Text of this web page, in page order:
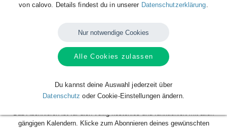
oder Desktop-PC integrieren? Kein Problem mit den kostenlosen
Das Beste daran: sobald neue Spieltermine angelegt oder geändert
dem kostenlosen Abonnieren nie wieder etwas tun. Alle Termine einzeln
und mühsam einzutragen gehört also der Vergangenheit an. Los geht´s!
Das Abonnieren ist für dich völlig kostenlos und funktioniert mit allen
gängigen Kalendern. Klicke zum Abonnieren deines gewünschten
von calovo. Details findest du in unserer Datenschutzerklärung
Nur notwendige Cookies
Alle Cookies zulassen
Du kannst deine Auswahl jederzeit über
Datenschutz oder Cookie-Einstellungen ändern.